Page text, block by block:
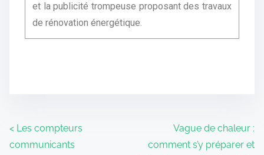
et la publicité trompeuse proposant des travaux
de rénovation énergétique.
< Les compteurs
communicants
Vague de chaleur :
comment s’y préparer et